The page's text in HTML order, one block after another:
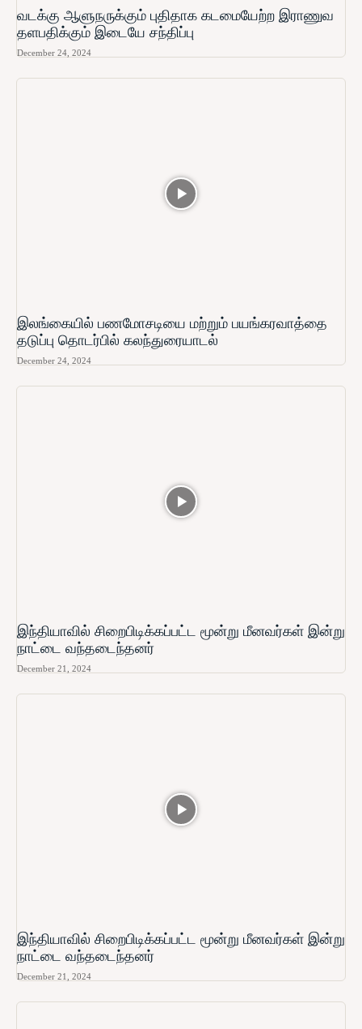
வடக்கு ஆளுநருக்கும் புதிதாக கடமையேற்ற இராணுவ
தளபதிக்கும் இடையே சந்திப்பு
December 24, 2024
இலங்கையில் பணமோசடியை மற்றும் பயங்கரவாத்தை
தடுப்பு தொடர்பில் கலந்துரையாடல்
December 24, 2024
இந்தியாவில் சிறைபிடிக்கப்பட்ட மூன்று மீனவர்கள் இன்று
நாட்டை வந்தடைந்தனர்
December 21, 2024
இந்தியாவில் சிறைபிடிக்கப்பட்ட மூன்று மீனவர்கள் இன்று
நாட்டை வந்தடைந்தனர்
December 21, 2024